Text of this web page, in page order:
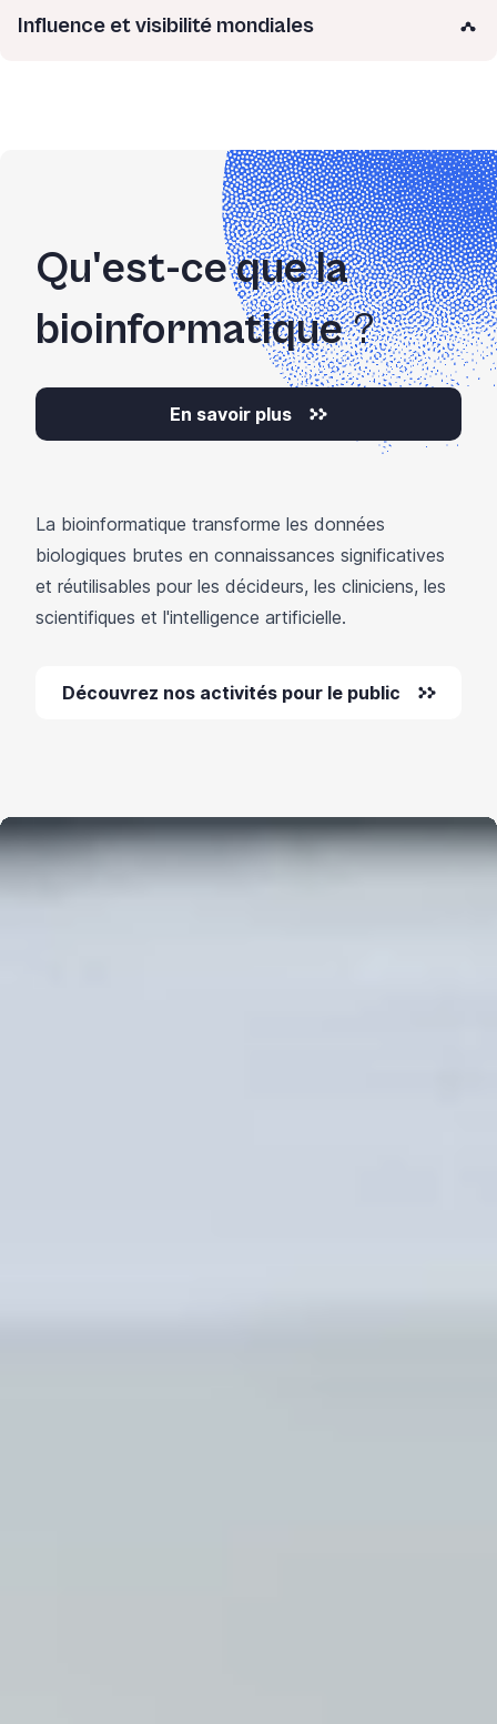
Influence et visibilité mondiales
Qu'est-ce que la
bioinformatique?
En savoir plus
La bioinformatique transforme les données
biologiques brutes en connaissances significatives
et réutilisables pour les décideurs, les cliniciens, les
scientifiques et l'intelligence artificielle.
Découvrez nos activités pour le public